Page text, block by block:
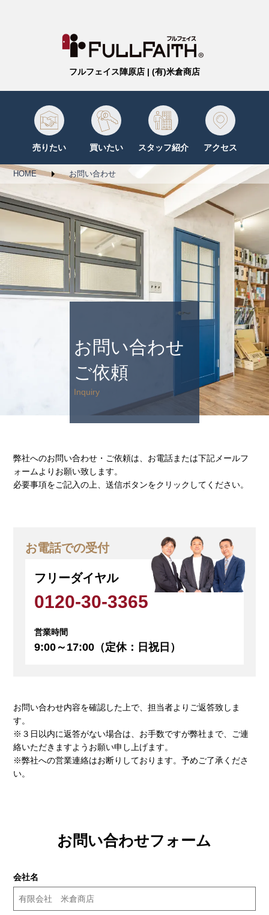
フルフェイス陣原店 | (有)米倉商店
売りたい 買いたい スタッフ紹介 アクセス
HOME お問い合わせ
お問い合わせ
ご依頼
Inquiry
弊社へのお問い合わせ・ご依頼は、お電話または下記メールフ
ォームよりお願い致します。
必要事項をご記入の上、送信ボタンをクリックしてください。
お電話での受付
フリーダイヤル
0120-30-3365
営業時間
9:00～17:00（定休：日祝日）
お問い合わせ内容を確認した上で、担当者よりご返答致しま
す。
※３日以内に返答がない場合は、お手数ですが弊社まで、ご連
絡いただきますようお願い申し上げます。
※弊社への営業連絡はお断りしております。予めご了承くださ
い。
お問い合わせフォーム
会社名